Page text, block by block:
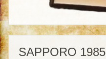
SAPPORO 1985